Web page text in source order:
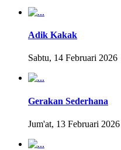
Adik Kakak
Sabtu, 14 Februari 2026
Gerakan Sederhana
Jum'at, 13 Februari 2026